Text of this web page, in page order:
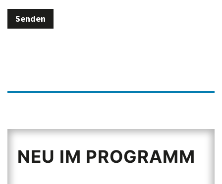
NEU IM PROGRAMM